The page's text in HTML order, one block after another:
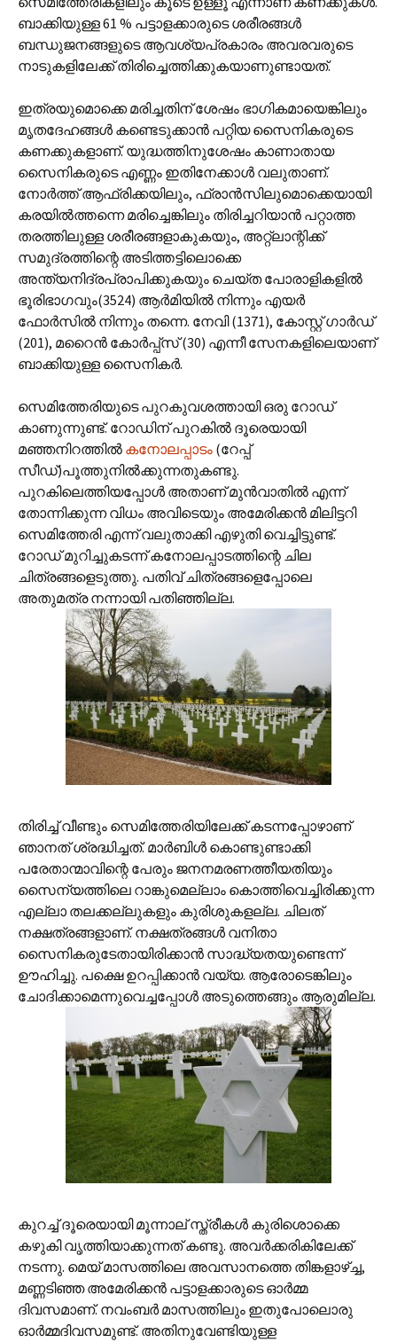
ബാക്കിയുള്ള 61 % പട്ടാളക്കാരുടെ ശരീരങ്ങള്‍
ബന്ധുജനങ്ങളുടെ ആവശ്യപ്രകാരം അവരവരുടെ
നാടുകളിലേക്ക് തിരിച്ചെത്തിക്കുകയാണുണ്ടായത്.
ഇത്രയുമൊക്കെ മരിച്ചതിന് ശേഷം ഭാഗികമായെങ്കിലും
മൃതദേഹങ്ങള്‍ കണ്ടെടുക്കാന്‍ പറ്റിയ സൈനികരുടെ
കണക്കുകളാണ്. യുദ്ധത്തിനുശേഷം കാണാതായ
സൈനികരുടെ എണ്ണം ഇതിനേക്കാള്‍ വലുതാണ്.
നോര്‍ത്ത് ആഫ്രിക്കയിലും, ഫ്രാന്‍സിലുമൊക്കെയായി
കരയില്‍ത്തന്നെ മരിച്ചെങ്കിലും തിരിച്ചറിയാന്‍ പറ്റാത്ത
തരത്തിലുള്ള ശരീരങ്ങളാകുകയും, അറ്റ്ലാന്റിക്ക്
സമുദ്രത്തിന്റെ അടിത്തട്ടിലൊക്കെ
അന്ത്യനിദ്രപ്രാപിക്കുകയും ചെയ്ത പോരാളികളില്‍
ഭൂരിഭാഗവും(3524) ആര്‍മിയില്‍ നിന്നും എയര്‍
ഫോര്‍സില്‍ നിന്നും തന്നെ. നേവി (1371), കോസ്റ്റ് ഗാര്‍ഡ്
(201), മറൈന്‍ കോര്‍പ്പ്സ് (30) എന്നീ സേനകളിലെയാണ്
ബാക്കിയുള്ള സൈനികര്‍.
സെമിത്തേരിയുടെ പുറകുവശത്തായി ഒരു റോഡ്
കാണുന്നുണ്ട്. റോഡിന് പുറകില്‍ ദൂരെയായി
മഞ്ഞനിറത്തില്‍ കനോലപ്പാടം (റേപ്പ്
സീഡ്)പൂത്തുനില്‍ക്കുന്നതുകണ്ടു.
പുറകിലെത്തിയപ്പോള്‍ അതാണ് മുന്‍‌വാതില്‍ എന്ന്
തോന്നിക്കുന്ന വിധം അവിടെയും അമേരിക്കന്‍ മിലിട്ടറി
സെമിത്തേരി എന്ന് വലുതാക്കി എഴുതി വെച്ചിട്ടുണ്ട്.
റോഡ് മുറിച്ചുകടന്ന് കനോലപ്പാടത്തിന്റെ ചില
ചിത്രങ്ങളെടുത്തു. പതിവ് ചിത്രങ്ങളെപ്പോലെ
അതുമത്ര നന്നായി പതിഞ്ഞില്ല.
തിരിച്ച് വീണ്ടും സെമിത്തേരിയിലേക്ക് കടന്നപ്പോഴാണ്
ഞാനത് ശ്രദ്ധിച്ചത്. മാര്‍ബിള്‍ കൊണ്ടുണ്ടാക്കി
പരേതാന്മാവിന്റെ പേരും ജനനമരണത്തീയതിയും
സൈന്യത്തിലെ റാങ്കുമെല്ലാം കൊത്തിവെച്ചിരിക്കുന്ന
എല്ലാ തലക്കല്ലുകളും കുരിശുകളല്ല. ചിലത്
നക്ഷത്രങ്ങളാണ്. നക്ഷത്രങ്ങള്‍ വനിതാ
സൈനികരുടേതായിരിക്കാന്‍ സാദ്ധ്യതയുണ്ടെന്ന്
ഊഹിച്ചു. പക്ഷെ ഉറപ്പിക്കാന്‍ വയ്യ. ആരോടെങ്കിലും
ചോദിക്കാമെന്നുവെച്ചപ്പോള്‍ അടുത്തെങ്ങും ആരുമില്ല.
കുറച്ച് ദൂരെയായി മൂന്നാല് സ്ത്രീകള്‍ കുരിശൊക്കെ
കഴുകി വൃത്തിയാക്കുന്നത് കണ്ടു. അവര്‍ക്കരികിലേക്ക്
നടന്നു. മെയ് മാസത്തിലെ അവസാനത്തെ തിങ്കളാഴ്ച്ച,
മണ്ണടിഞ്ഞ അമേരിക്കന്‍ പട്ടാളക്കാരുടെ ഓര്‍മ്മ
ദിവസമാണ്. നവംബര്‍ മാസത്തിലും ഇതുപോലൊരു
ഓര്‍മ്മദിവസമുണ്ട്. അതിനുവേണ്ടിയുള്ള